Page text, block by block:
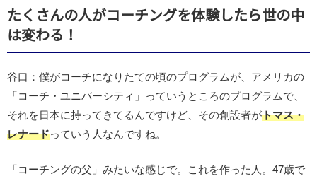
たくさんの人がコーチングを体験したら世の中
は変わる！
谷口：僕がコーチになりたての頃のプログラムが、アメリカの
「コーチ・ユニバーシティ」っていうところのプログラムで、
それを日本に持ってきてるんですけど、その創設者がトマス・
レナードっていう人なんですね。
「コーチングの父」みたいな感じで。これを作った人。47歳で